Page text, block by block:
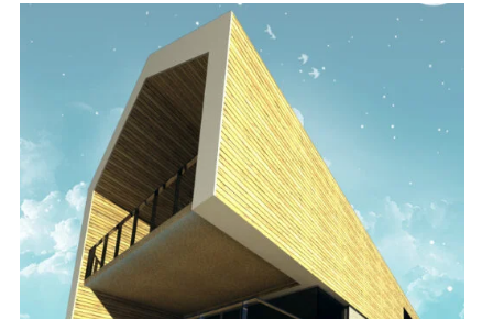
teha
tootelehel.